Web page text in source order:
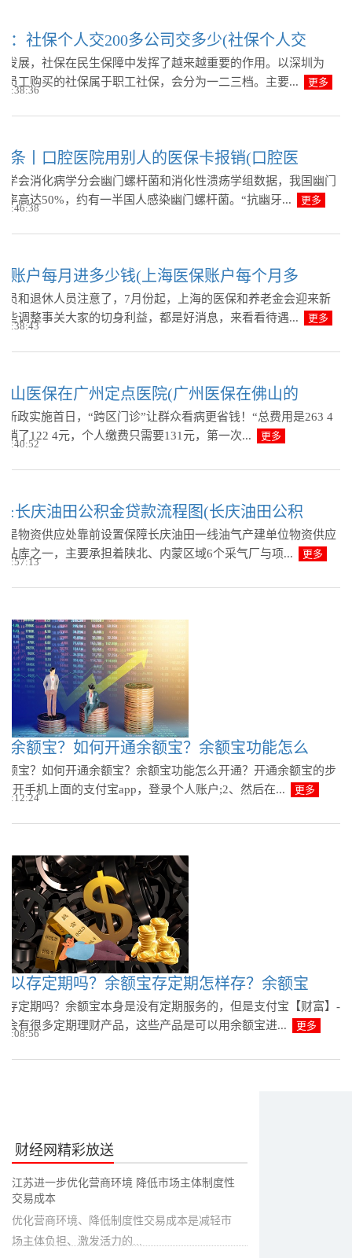
：社保个人交200多公司交多少(社保个人交
发展，社保在民生保障中发挥了越来越重要的作用。以深圳为
员工购买的社保属于职工社保，会分为一二三档。主要...
更多
条丨口腔医院用别人的医保卡报销(口腔医
学会消化病学分会幽门螺杆菌和消化性溃疡学组数据，我国幽门
率高达50%，约有一半国人感染幽门螺杆菌。“抗幽牙...
更多
账户每月进多少钱(上海医保账户每个月多
员和退休人员注意了，7月份起，上海的医保和养老金会迎来新
些调整事关大家的切身利益，都是好消息，来看看待遇...
更多
山医保在广州定点医院(广州医保在佛山的
新政实施首日，“跨区门诊”让群众看病更省钱！“总费用是263 4
销了122 4元，个人缴费只需要131元，第一次...
更多
:长庆油田公积金贷款流程图(长庆油田公积
是物资供应处靠前设置保障长庆油田一线油气产建单位物资供应
站库之一，主要承担着陕北、内蒙区域6个采气厂与项...
更多
余额宝？如何开通余额宝？余额宝功能怎么
额宝？如何开通余额宝？余额宝功能怎么开通？开通余额宝的步
开手机上面的支付宝app，登录个人账户;2、然后在...
更多
以存定期吗？余额宝存定期怎样存？余额宝
存定期吗？余额宝本身是没有定期服务的，但是支付宝【财富】-
会有很多定期理财产品，这些产品是可以用余额宝进...
更多
财经网精彩放送
江苏进一步优化营商环境 降低市场主体制度性
交易成本
优化营商环境、降低制度性交易成本是减轻市
场主体负担、激发活力的...